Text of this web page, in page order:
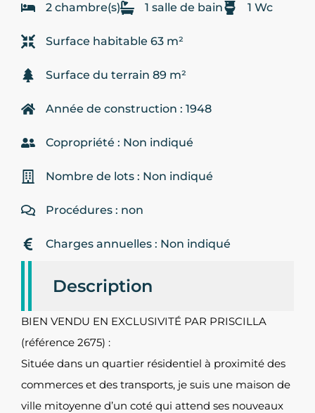
2 chambre(s) 1 salle de bain 1 Wc
Surface habitable 63 m²
Surface du terrain 89 m²
Année de construction : 1948
Copropriété : Non indiqué
Nombre de lots : Non indiqué
Procédures : non
Charges annuelles : Non indiqué
Description
BIEN VENDU EN EXCLUSIVITÉ PAR PRISCILLA
(référence 2675) :
Située dans un quartier résidentiel à proximité des
commerces et des transports, je suis une maison de
ville mitoyenne d’un coté qui attend ses nouveaux